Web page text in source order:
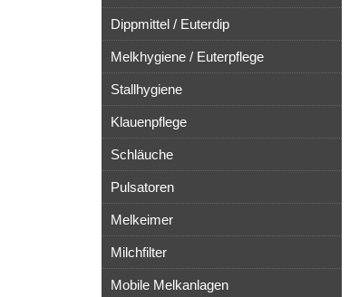
Dippmittel / Euterdip
Melkhygiene / Euterpflege
Stallhygiene
Klauenpflege
Schläuche
Pulsatoren
Melkeimer
Milchfilter
Mobile Melkanlagen